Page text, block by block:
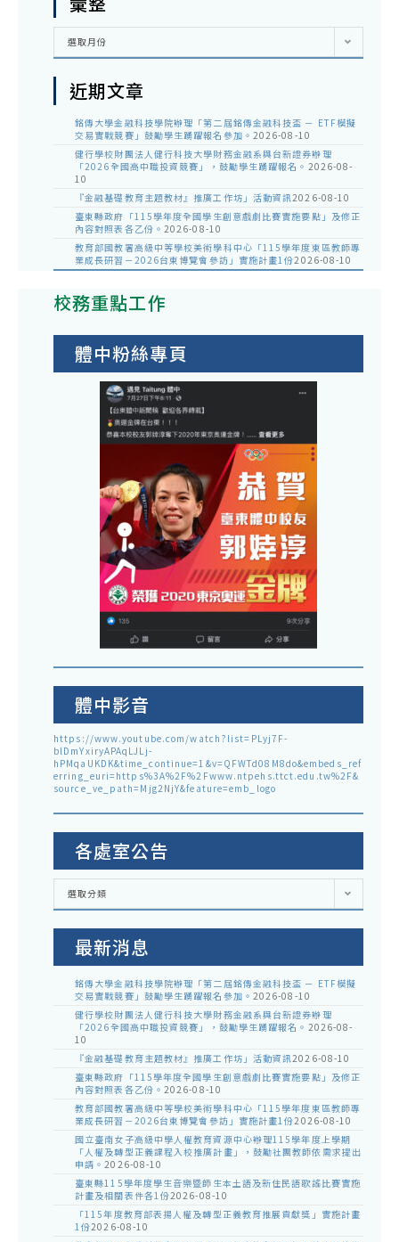
彙
選取月份
近期文章
銘傳大學金融科技學院辦理「第二屆銘傳金融科技盃 － ETF模擬
交易實戰競賽」鼓勵學生踴躍報名參加。 2026-08-10
健行學校財團法人健行科技大學財務金融系與台新證券辦理
「2026全國高中職投資競賽」，鼓勵學生踴躍報名。 2026-08-
10
『金融基礎教育主題教材』推廣工作坊」活動資訊2026-08-10
臺東縣政府「115學年度全國學生創意戲劇比賽實施要點」及修正
內容對照表各乙份。 2026-08-10
教育部國教署高級中等學校美術學科中心「115學年度東區教師專
業成長研習－2026台東博覽會參訪」實施計畫1份2026-08-10
校務重點工作
體中粉絲專頁
體中影音
https://www.youtube.com/watch?list=PLyj7F-
blDmYxiryAPAqLJLj-
hPMqaUKDK&time_continue=1&v=QFWTd08M8do&embeds_ref
erring_euri=https%3A%2F%2Fwww.ntpehs.ttct.edu.tw%2F&
source_ve_path=Mjg2NjY&feature=emb_logo
各處室公告
各
室
告
選取分類
最新消息
銘傳大學金融科技學院辦理「第二屆銘傳金融科技盃 － ETF模擬
交易實戰競賽」鼓勵學生踴躍報名參加。 2026-08-10
健行學校財團法人健行科技大學財務金融系與台新證券辦理
「2026全國高中職投資競賽」，鼓勵學生踴躍報名。 2026-08-
10
『金融基礎教育主題教材』推廣工作坊」活動資訊2026-08-10
臺東縣政府「115學年度全國學生創意戲劇比賽實施要點」及修正
內容對照表各乙份。 2026-08-10
教育部國教署高級中等學校美術學科中心「115學年度東區教師專
業成長研習－2026台東博覽會參訪」實施計畫1份2026-08-10
國立臺南女子高級中學人權教育資源中心辦理115學年度上學期
「人權及轉型正義課程入校推廣計畫」，鼓勵社團教師依需求提出
申請。2026-08-10
臺東縣115學年度學生音樂暨師生本土語及新住民語歌謠比賽實施
計畫及相關表件各1份2026-08-10
「115年度教育部表揚人權及轉型正義教育推展貢獻獎」實施計畫
1份2026-08-10